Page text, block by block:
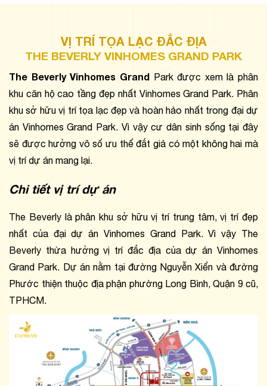
VỊ TRÍ TỌA LẠC ĐẮC ĐỊA
THE BEVERLY VINHOMES GRAND PARK
The Beverly Vinhomes Grand Park được xem là phân
khu căn hộ cao tầng đẹp nhất Vinhomes Grand Park. Phân
khu sở hữu vị trí tọa lạc đẹp và hoàn hảo nhất trong đại dự
án Vinhomes Grand Park. Vì vậy cư dân sinh sống tại đây
sẽ được hưởng vô số ưu thế đắt giá có một không hai mà
vị trí dự án mang lại.
Chi tiết vị trí dự án
The Beverly là phân khu sở hữu vị trí trung tâm, vị trí đẹp
nhất của đại dự án Vinhomes Grand Park. Vì vậy The
Beverly thừa hưởng vị trí đắc địa của dự án Vinhomes
Grand Park. Dự án nằm tại đường Nguyễn Xiển và đường
Phước thiện thuộc địa phận phường Long Bình, Quận 9 cũ,
TPHCM.